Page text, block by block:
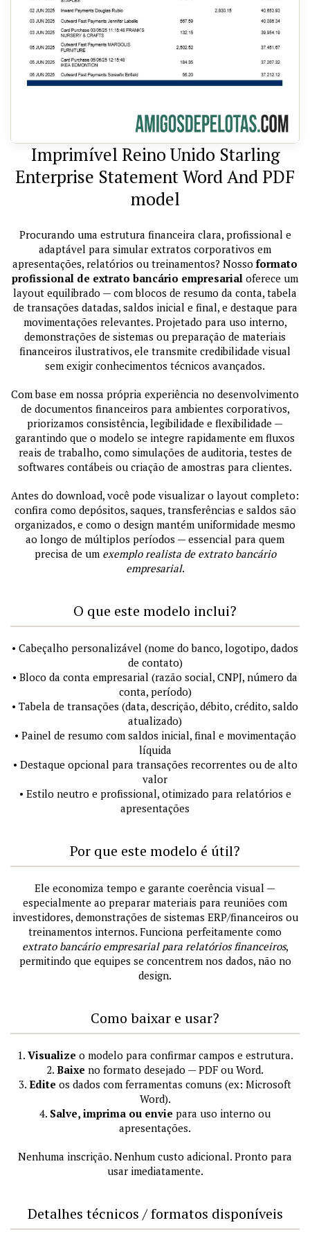
Imprimível Reino Unido Starling
Enterprise Statement Word And PDF
model
Procurando uma estrutura financeira clara, profissional e
adaptável para simular extratos corporativos em
apresentações, relatórios ou treinamentos? Nosso formato
profissional de extrato bancário empresarial oferece um
layout equilibrado — com blocos de resumo da conta, tabela
de transações datadas, saldos inicial e final, e destaque para
movimentações relevantes. Projetado para uso interno,
demonstrações de sistemas ou preparação de materiais
financeiros ilustrativos, ele transmite credibilidade visual
sem exigir conhecimentos técnicos avançados.
Com base em nossa própria experiência no desenvolvimento
de documentos financeiros para ambientes corporativos,
priorizamos consistência, legibilidade e flexibilidade —
garantindo que o modelo se integre rapidamente em fluxos
reais de trabalho, como simulações de auditoria, testes de
softwares contábeis ou criação de amostras para clientes.
Antes do download, você pode visualizar o layout completo:
confira como depósitos, saques, transferências e saldos são
organizados, e como o design mantém uniformidade mesmo
ao longo de múltiplos períodos — essencial para quem
precisa de um exemplo realista de extrato bancário
empresarial.
O que este modelo inclui?
• Cabeçalho personalizável (nome do banco, logotipo, dados
de contato)
• Bloco da conta empresarial (razão social, CNPJ, número da
conta, período)
• Tabela de transações (data, descrição, débito, crédito, saldo
atualizado)
• Painel de resumo com saldos inicial, final e movimentação
líquida
• Destaque opcional para transações recorrentes ou de alto
valor
• Estilo neutro e profissional, otimizado para relatórios e
apresentações
Por que este modelo é útil?
Ele economiza tempo e garante coerência visual —
especialmente ao preparar materiais para reuniões com
investidores, demonstrações de sistemas ERP/financeiros ou
treinamentos internos. Funciona perfeitamente como
extrato bancário empresarial para relatórios financeiros,
permitindo que equipes se concentrem nos dados, não no
design.
Como baixar e usar?
1. Visualize o modelo para confirmar campos e estrutura.
2. Baixe no formato desejado — PDF ou Word.
3. Edite os dados com ferramentas comuns (ex: Microsoft
Word).
4. Salve, imprima ou envie para uso interno ou
apresentações.
Nenhuma inscrição. Nenhum custo adicional. Pronto para
usar imediatamente.
Detalhes técnicos / formatos disponíveis